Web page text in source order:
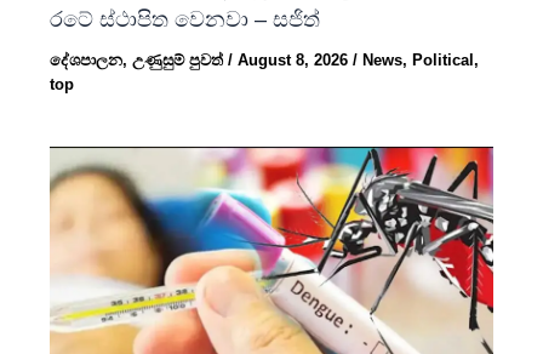
රටේ ස්ථාපිත වෙනවා – සජිත්
දේශපාලන,උණුසුම් පුවත්/August 8, 2026/News,Political,
top